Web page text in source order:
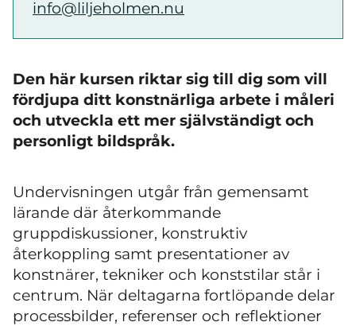
info@liljeholmen.nu
Den här kursen riktar sig till dig som vill
fördjupa ditt konstnärliga arbete i måleri
och utveckla ett mer självständigt och
personligt bildspråk.
Undervisningen utgår från gemensamt
lärande där återkommande
gruppdiskussioner, konstruktiv
återkoppling samt presentationer av
konstnärer, tekniker och konststilar står i
centrum. När deltagarna fortlöpande delar
processbilder, referenser och reflektioner